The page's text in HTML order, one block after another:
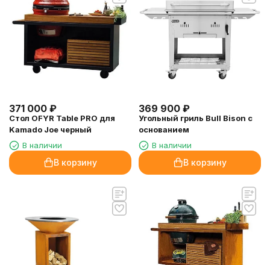
371 000 ₽
Стол OFYR Table PRO для
Kamado Joe черный
В наличии
В корзину
369 900 ₽
Угольный гриль Bull Bison с
основанием
В наличии
В корзину